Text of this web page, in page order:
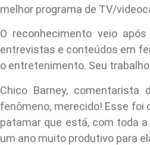
melhor programa de TV/
O reconhecimento veio
entrevistas e conteúdos em
o entretenimento. Seu
Chico Barney,
fenômeno, merecido! Esse foi
patamar que está, com toda
um ano muito produtivo para